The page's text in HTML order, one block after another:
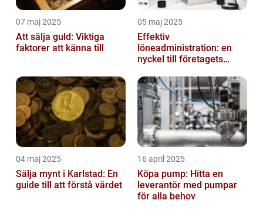
07 maj 2025
Att sälja guld: Viktiga
faktorer att känna till
05 maj 2025
Effektiv
löneadministration: en
nyckel till företagets
04 maj 2025
Sälja mynt i Karlstad: En
guide till att förstå värdet
16 april 2025
Köpa pump: Hitta en
leverantör med pumpar
för alla behov